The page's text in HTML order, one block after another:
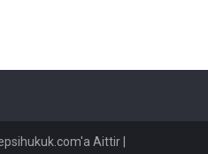
Aittir |